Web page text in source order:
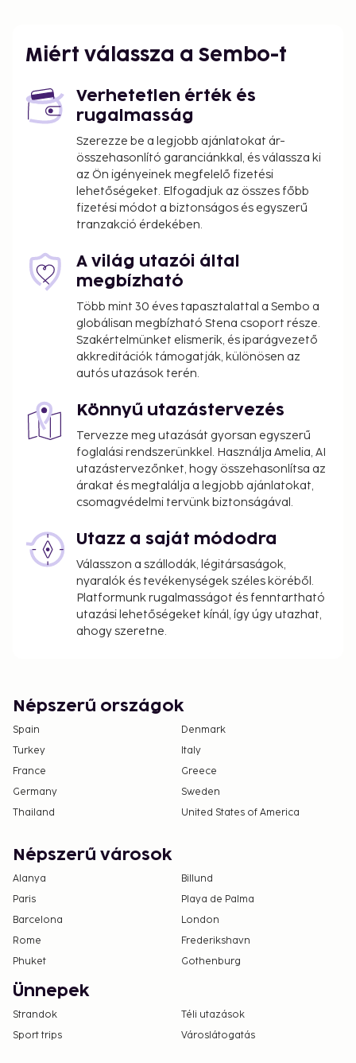
Miért válassza a Sembo-t
Verhetetlen érték és
rugalmasság
Szerezze be a legjobb ajánlatokat ár-
összehasonlító garanciánkkal, és válassza ki
az Ön igényeinek megfelelő fizetési
lehetőségeket. Elfogadjuk az összes főbb
fizetési módot a biztonságos és egyszerű
tranzakció érdekében.
A világ utazói által
megbízható
Több mint 30 éves tapasztalattal a Sembo a
globálisan megbízható Stena csoport része.
Szakértelmünket elismerik, és iparágvezető
akkreditációk támogatják, különösen az
autós utazások terén.
Könnyű utazástervezés
Tervezze meg utazását gyorsan egyszerű
foglalási rendszerünkkel. Használja Amelia, AI
utazástervezőnket, hogy összehasonlítsa az
árakat és megtalálja a legjobb ajánlatokat,
csomagvédelmi tervünk biztonságával.
Utazz a saját módodra
Válasszon a szállodák, légitársaságok,
nyaralók és tevékenységek széles köréből.
Platformunk rugalmasságot és fenntartható
utazási lehetőségeket kínál, így úgy utazhat,
ahogy szeretne.
Népszerű országok
Spain
Denmark
Turkey
Italy
France
Greece
Germany
Sweden
Thailand
United States of America
Népszerű városok
Alanya
Billund
Paris
Playa de Palma
Barcelona
London
Rome
Frederikshavn
Phuket
Gothenburg
Ünnepek
Strandok
Téli utazások
Sport trips
Városlátogatás